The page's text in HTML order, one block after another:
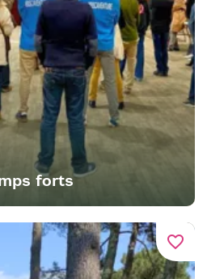
forts
favorite_border